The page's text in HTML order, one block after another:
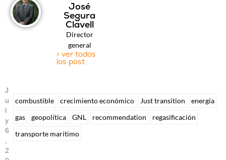
José
Segura
Clavell
Director
general
> ver todos
los post
J
U
L
Y
6
2
combustible crecimiento económico Just transition
energía
gas
geopolítica GNL recommendation
regasificación
transporte marítimo